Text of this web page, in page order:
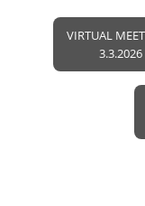
VIRTUAL
3.3.2026